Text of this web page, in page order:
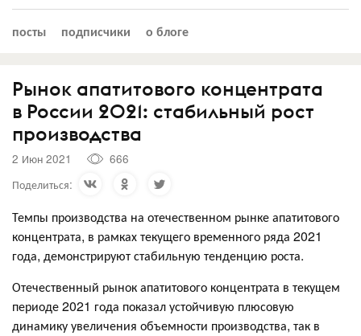
посты подписчики о блоге
Рынок апатитового концентрата
в России 2021: стабильный рост
производства
2 Июн 2021
666
Поделиться:
Темпы производства на отечественном рынке апатитового
концентрата, в рамках текущего временного ряда 2021
года, демонстрируют стабильную тенденцию роста.
Отечественный рынок апатитового концентрата в текущем
периоде 2021 года показал устойчивую плюсовую
динамику увеличения объемности производства, так в